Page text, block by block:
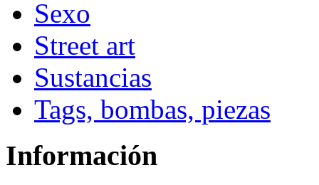
Sexo
Street art
Sustancias
Tags, bombas, piezas
Información